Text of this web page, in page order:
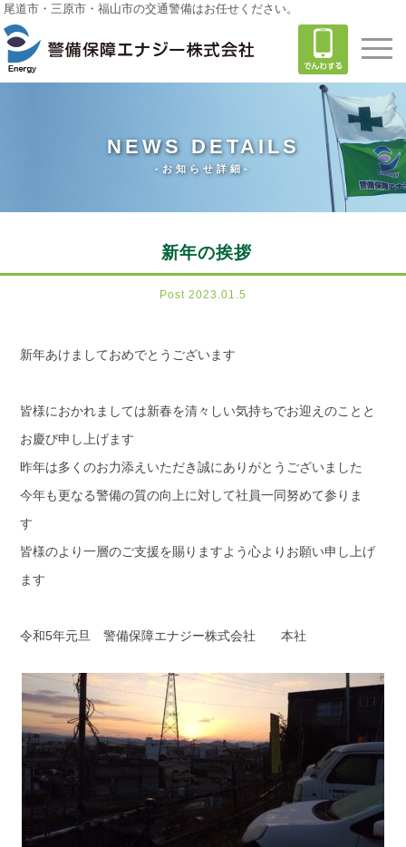
尾道市・三原市・福山市の交通警備はお任せください。
NEWS DETAILS
-お知らせ詳細-
新年の挨拶
Post 2023.01.5
新年あけましておめでとうございます
皆様におかれましては新春を清々しい気持ちでお迎えのことと
お慶び申し上げます
昨年は多くのお力添えいただき誠にありがとうございました
今年も更なる警備の質の向上に対して社員一同努めて参りま
す
皆様のより一層のご支援を賜りますよう心よりお願い申し上げ
ます
令和5年元旦 警備保障エナジー株式会社 本社